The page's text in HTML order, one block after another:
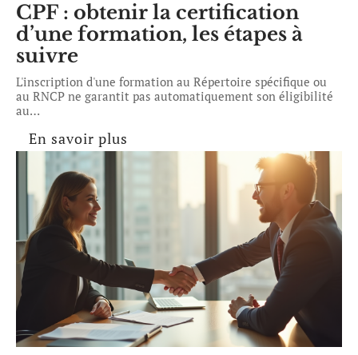
CPF : obtenir la certification
d’une formation, les étapes à
suivre
L'inscription d'une formation au Répertoire spécifique ou
au RNCP ne garantit pas automatiquement son éligibilité
au…
En savoir plus